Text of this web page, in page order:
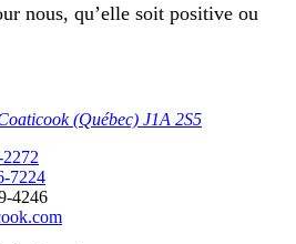
nous, qu’elle soit positive ou
(Québec) J1A 2S5
7224
4246